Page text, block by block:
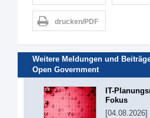
drucken/PDF
Weitere Meldungen und
Open Government
IT-
Fokus